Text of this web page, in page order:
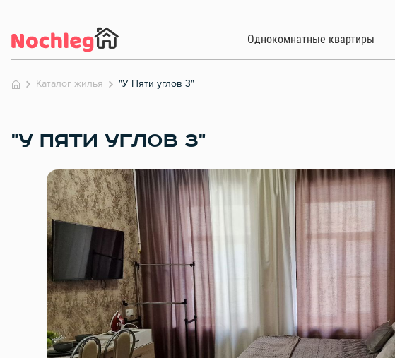
Однокомнатные квартиры
Каталог жилья "У Пяти углов 3"
"У ПЯТИ УГЛОВ 3"